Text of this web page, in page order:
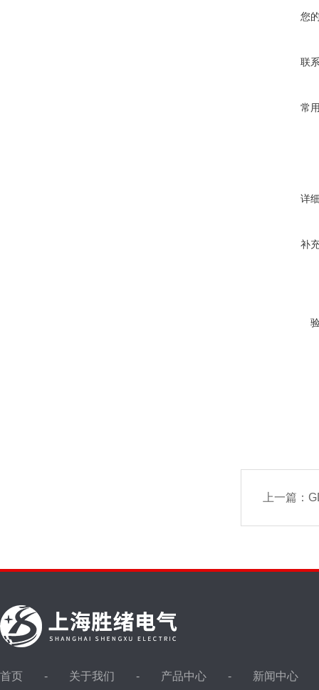
您
联
常
详
补
上一篇：
首页 关于我们 产品中心 新闻中心